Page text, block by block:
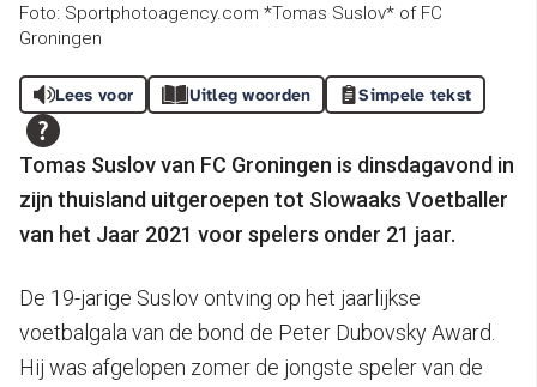
Foto: Sportphotoagency.com *Tomas Suslov* of FC
Groningen
Lees voor Uitleg woorden Simpele tekst
Tomas Suslov van FC Groningen is dinsdagavond in
zijn thuisland uitgeroepen tot Slowaaks Voetballer
van het Jaar 2021 voor spelers onder 21 jaar.
De 19-jarige Suslov ontving op het jaarlijkse
voetbalgala van de bond de Peter Dubovsky Award.
Hij was afgelopen zomer de jongste speler van de